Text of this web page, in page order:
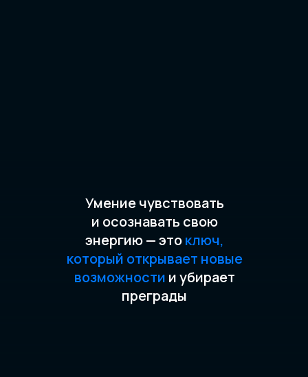
Умение чувствовать
и осознавать свою
энергию — этоключ,
который открывает новые
возможности и убирает
преграды